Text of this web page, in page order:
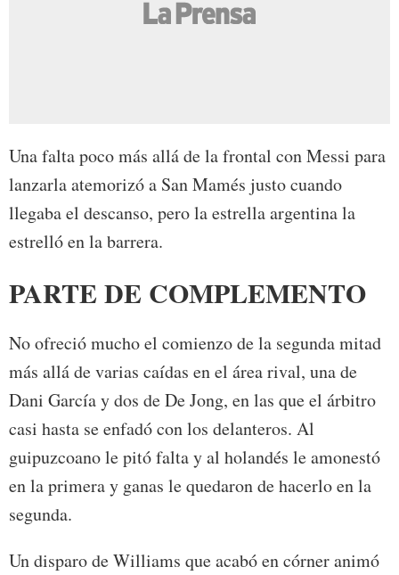
Una falta poco más allá de la frontal con Messi para
lanzarla atemorizó a San Mamés justo cuando
llegaba el descanso, pero la estrella argentina la
estrelló en la barrera.
PARTE DE COMPLEMENTO
No ofreció mucho el comienzo de la segunda mitad
más allá de varias caídas en el área rival, una de
Dani García y dos de De Jong, en las que el árbitro
casi hasta se enfadó con los delanteros. Al
guipuzcoano le pitó falta y al holandés le amonestó
en la primera y ganas le quedaron de hacerlo en la
segunda.
Un disparo de Williams que acabó en córner animó